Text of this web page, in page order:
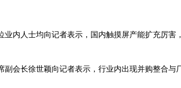
内人士均向记者表示，国内触摸屏产能扩充厉害
会长徐世颖向记者表示，行业内出现并购整合